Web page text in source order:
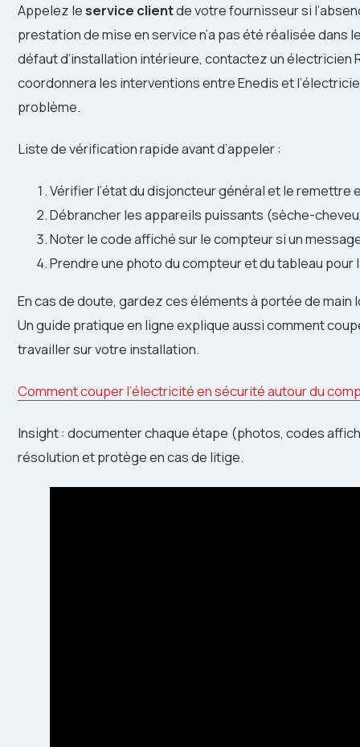
Appelez leservice clientde votre fournisseur si
prestation de mise en service n’a pas été réalisée dans
défaut d’installation intérieure, contactez un électricien
coordonnera les interventions entre Enedis et
problème.
Liste de vérification rapide avant d’appeler :
Vérifier l’état du disjoncteur général et le remettre
Débrancher les appareils puissants (sèche-
Noter le code affiché sur le compteur si un
Prendre une photo du compteur et du tableau
En cas de doute, gardez ces éléments à portée de
Un guide pratique en ligne explique aussi comment
travailler sur votre installation.
Comment couper l’électricité en sécurité autour du
Insight : documenter chaque étape (photos, codes
résolution et protège en cas de litige.